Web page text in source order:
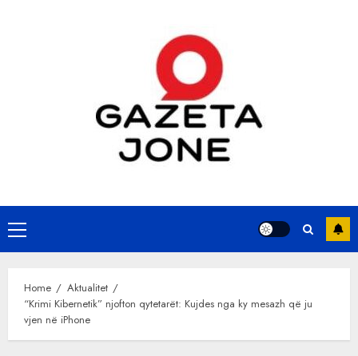
Primary
Menu
Home
Aktualitet
“Krimi Kibernetik” njofton qytetarët: Kujdes nga ky mesazh që ju
vjen në iPhone